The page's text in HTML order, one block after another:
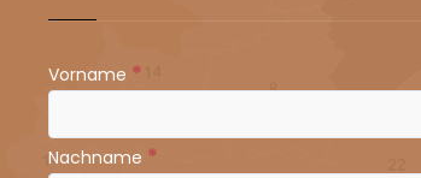
Vorname *
Nachname *